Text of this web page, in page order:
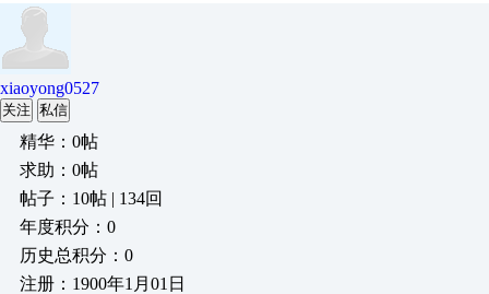
xiaoyong0527
关注 私信
精华：0帖
求助：0帖
帖子：10帖 | 134回
年度积分：0
历史总积分：0
注册：1900年1月01日